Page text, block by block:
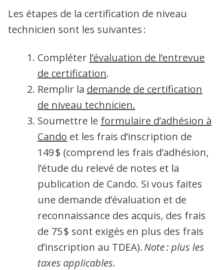
Les étapes de la certification de niveau
technicien sont les suivantes :
Compléter l’évaluation de l’entrevue
de certification.
Remplir la demande de certification
de niveau technicien.
Soumettre le formulaire d’adhésion à
Cando et les frais d’inscription de
149 $ (comprend les frais d’adhésion,
l’étude du relevé de notes et la
publication de Cando. Si vous faites
une demande d’évaluation et de
reconnaissance des acquis, des frais
de 75 $ sont exigés en plus des frais
d’inscription au TDEA). Note : plus les
taxes applicables.